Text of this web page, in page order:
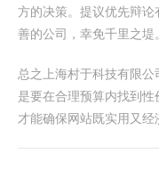
方的决策。提议优先辩
善的公司，幸免千里之堤。
总之上海村于科技有限
是要在合理预算内找到性
才能确保网站既实用又经